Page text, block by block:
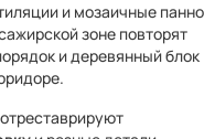
и мозаичные панно
зоне повторят
и деревянный блок